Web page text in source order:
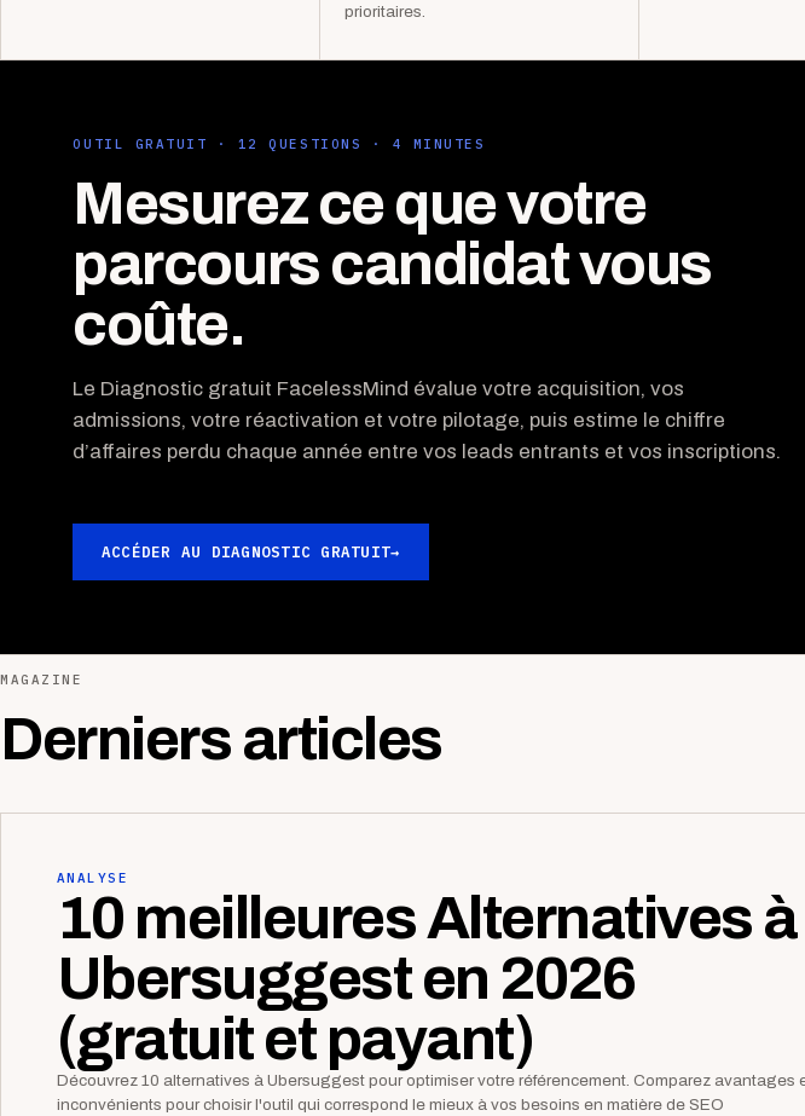
prioritaires.
OUTIL GRATUIT · 12 QUESTIONS · 4 MINUTES
Mesurez ce que votre
parcours candidat vous
coûte.
Le Diagnostic gratuit FacelessMind évalue votre acquisition, vos
admissions, votre réactivation et votre pilotage, puis estime le chiffre
d’affaires perdu chaque année entre vos leads entrants et vos inscriptions.
ACCÉDER AU DIAGNOSTIC GRATUIT→
MAGAZINE
Derniers articles
ANALYSE
10 meilleures Alternatives à
Ubersuggest en 2026
(gratuit et payant)
Découvrez 10 alternatives à Ubersuggest pour optimiser votre référencement. Comparez avantages
inconvénients pour choisir l'outil qui correspond le mieux à vos besoins en matière de SEO